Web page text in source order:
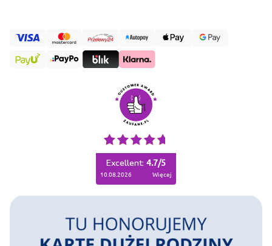
Excellent: 4.7/5
10.08.2026 więcej